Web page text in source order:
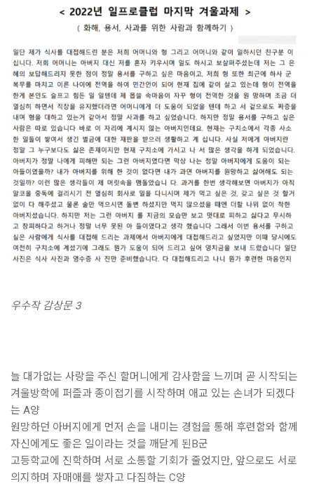
우수작 감상문 3
늘 대가없는 사랑을 주신 할머니에게 감사함을 느끼며 곧 시작되는
겨울방학에 퍼즐과 종이접기를 시작하며 애교 있는 손녀가 되겠다
는 A양
원망하던 아버지에게 먼저 손을 내미는 경험을 통해 후련함와 함께
자신에게도 좋은 일이라는 것을 깨닫게 된B군
고등학교에 진학하며 서로 소통할 기회가 줄었지만, 앞으로도 서로
의지하며 자매애를 쌓자고 다짐하는 C양